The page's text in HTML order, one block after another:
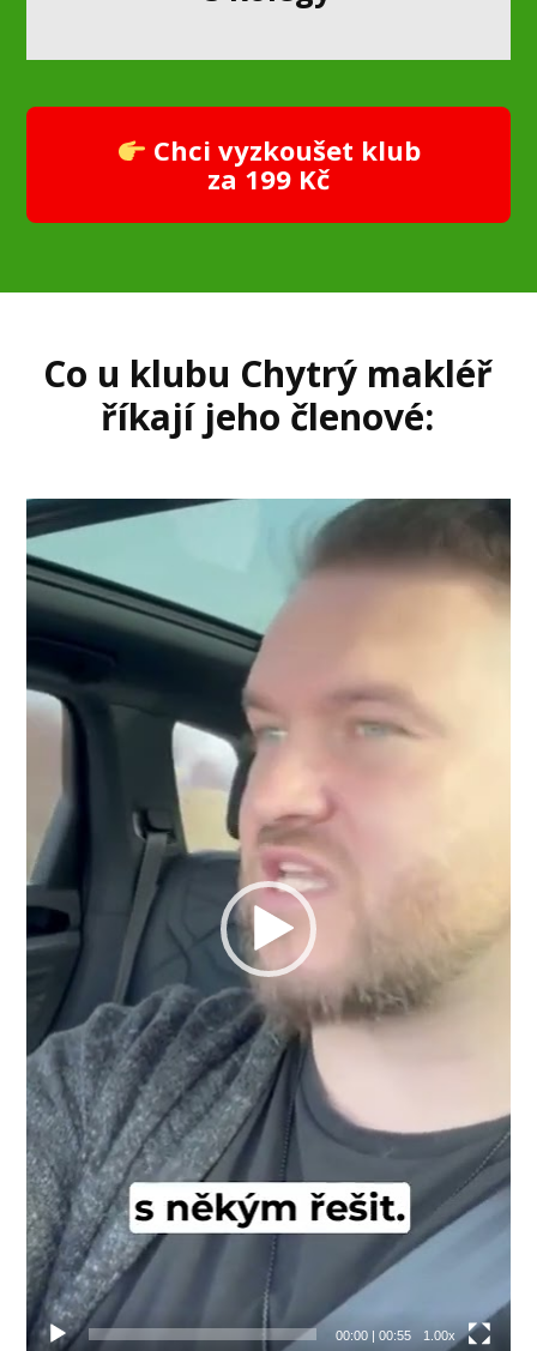
Chci vyzkoušet klub
za 199 Kč
Co u klubu Chytrý makléř
říkají jeho členové:
Video
přehrávač
00:00| 00:55 1.00x